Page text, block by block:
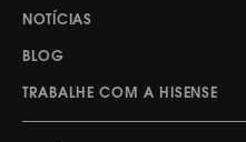
NOTÍCIAS
BLOG
TRABALHE COM A HISENSE